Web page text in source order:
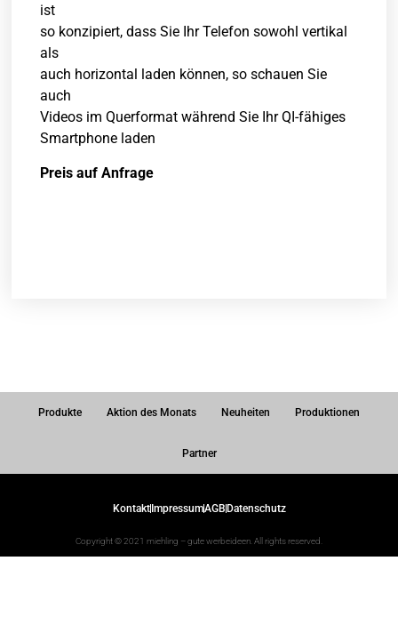
ist
so konzipiert, dass Sie Ihr Telefon sowohl vertikal
als
auch horizontal laden können, so schauen Sie
auch
Videos im Querformat während Sie Ihr QI-fähiges
Smartphone laden
Preis auf Anfrage
Produkte Aktion des Monats Neuheiten Produktionen
Partner
Kontakt ImpressumAGB Datenschutz
Copyright © 2021 miehling – gute werbeideen. All rights reserved.